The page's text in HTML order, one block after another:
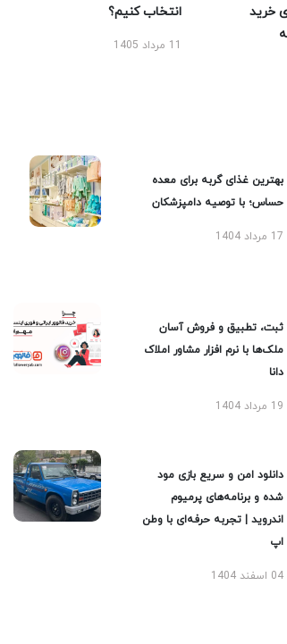
خرید
انتخاب کنیم؟
11 مرداد 1405
بهترین غذای گربه برای معده
حساس؛ با توصیه دامپزشکان
17 مرداد 1404
ثبت، تطبیق و فروش آسان
ملک‌ها با نرم افزار مشاور املاک
دانا
19 مرداد 1404
دانلود امن و سریع بازی مود
شده و برنامه‌های پرمیوم
اندروید | تجربه حرفه‌ای با وطن
اپ
04 اسفند 1404